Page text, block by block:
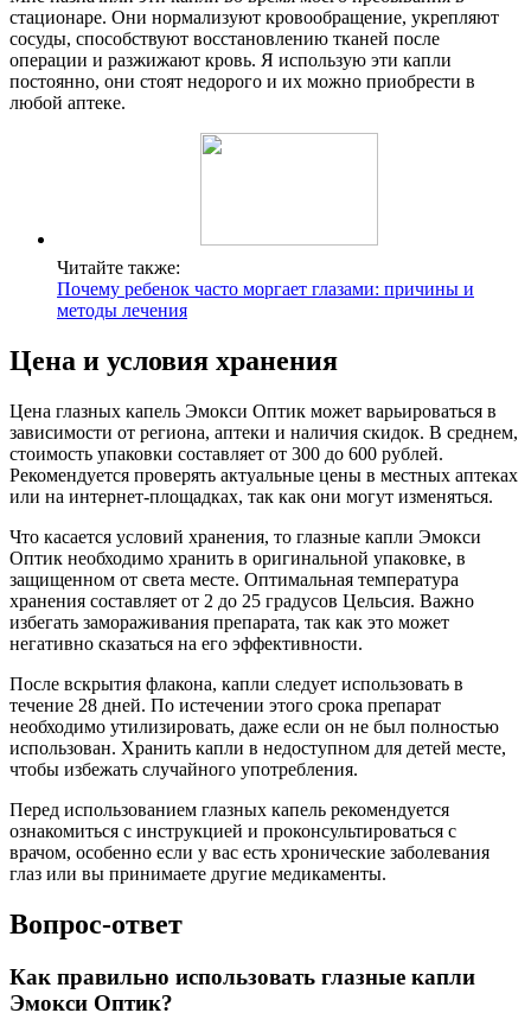
стационаре. Они нормализуют кровообращение, укрепляют
сосуды, способствуют восстановлению тканей после
операции и разжижают кровь. Я использую эти капли
постоянно, они стоят недорого и их можно приобрести в
любой аптеке.
Читайте также:
Почему ребенок часто моргает глазами: причины и
методы лечения
Цена и условия хранения
Цена глазных капель Эмокси Оптик может варьироваться в
зависимости от региона, аптеки и наличия скидок. В среднем,
стоимость упаковки составляет от 300 до 600 рублей.
Рекомендуется проверять актуальные цены в местных аптеках
или на интернет-площадках, так как они могут изменяться.
Что касается условий хранения, то глазные капли Эмокси
Оптик необходимо хранить в оригинальной упаковке, в
защищенном от света месте. Оптимальная температура
хранения составляет от 2 до 25 градусов Цельсия. Важно
избегать замораживания препарата, так как это может
негативно сказаться на его эффективности.
После вскрытия флакона, капли следует использовать в
течение 28 дней. По истечении этого срока препарат
необходимо утилизировать, даже если он не был полностью
использован. Хранить капли в недоступном для детей месте,
чтобы избежать случайного употребления.
Перед использованием глазных капель рекомендуется
ознакомиться с инструкцией и проконсультироваться с
врачом, особенно если у вас есть хронические заболевания
глаз или вы принимаете другие медикаменты.
Вопрос-ответ
Как правильно использовать глазные капли
Эмокси Оптик?